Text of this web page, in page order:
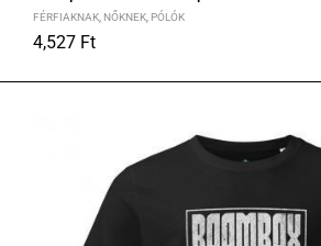
FÉRFIAKNAK NŐKNEK PÓLÓK
4,527 Ft